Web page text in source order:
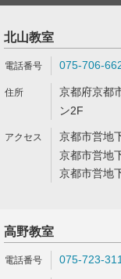
北山教室
075-706-
京都府京都
ン2F
京都市営地
京都市営地
京都市営地
高野教室
075-723-